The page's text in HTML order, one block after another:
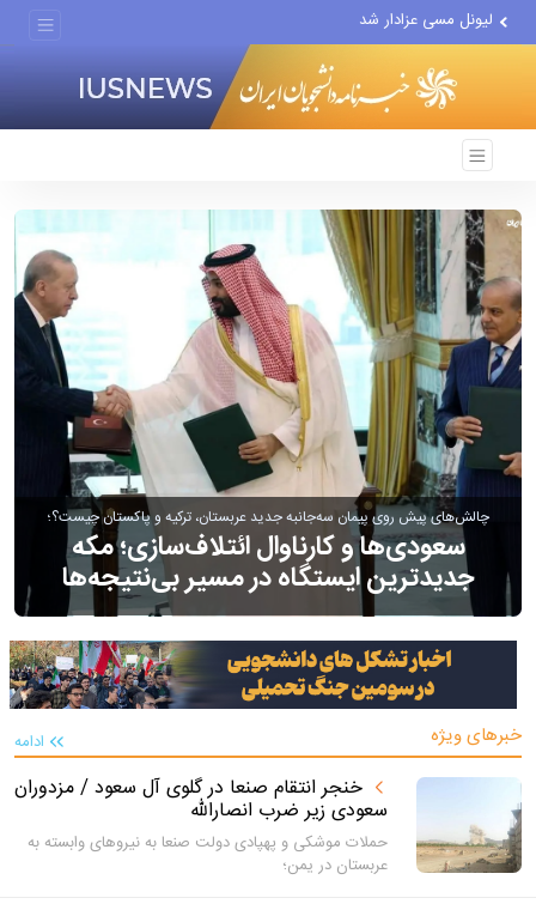
توافق با عمان نزدیک است
علل مرگ زنان در ایران
اعتراف رسانه‌های خارجی به...
چالش‌های پیش روی پیمان سه‌جانبه جدید عربستان، ترکیه و پاکستان چیست؟؛
سعودی‌ها و کارناوال ائتلاف‌سازی؛ مکه
جدیدترین ایستگاه در مسیر بی‌نتیجه‌ها
خبرهای ویژه ادامه
خنجر انتقام صنعا در گلوی آل سعود / مزدوران
سعودی زیر ضرب انصارالله
حملات موشکی و پهپادی دولت صنعا به نیروهای وابسته به
عربستان در یمن؛